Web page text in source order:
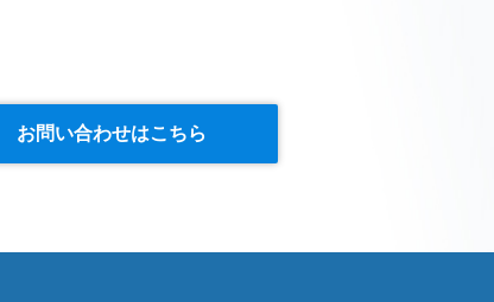
お問い合わせはこちら